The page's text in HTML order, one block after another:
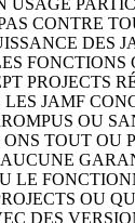
CONTRE
DES
PROJECTS
JAMF
OU
TOUT OU
LE
OU
DES